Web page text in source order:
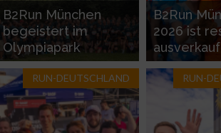
B2Run München
begeistert im
Olympiapark
B2Run
2026 ist
RUN-DEUTSCHLAND RUN-